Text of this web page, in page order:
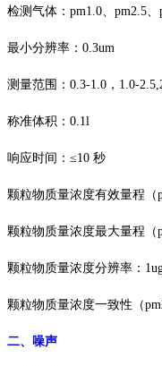
检测气体 ： pm1.0、pm2.5、
最小分辨率： 0.3um
测量范围： 0.3-1.0，1.0-
称准体积： 0.1l
响应时间： ≤10 秒
颗粒物质量浓度有效量程（
颗粒物质量浓度最大量程（
颗粒物质量浓度分辨率：
颗粒物质量浓度一致性（
二、 噪声